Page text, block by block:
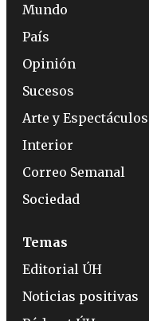
Mundo
País
Opinión
Sucesos
Arte y Espectáculos
Interior
Correo Semanal
Sociedad
Temas
Editorial ÚH
Noticias positivas